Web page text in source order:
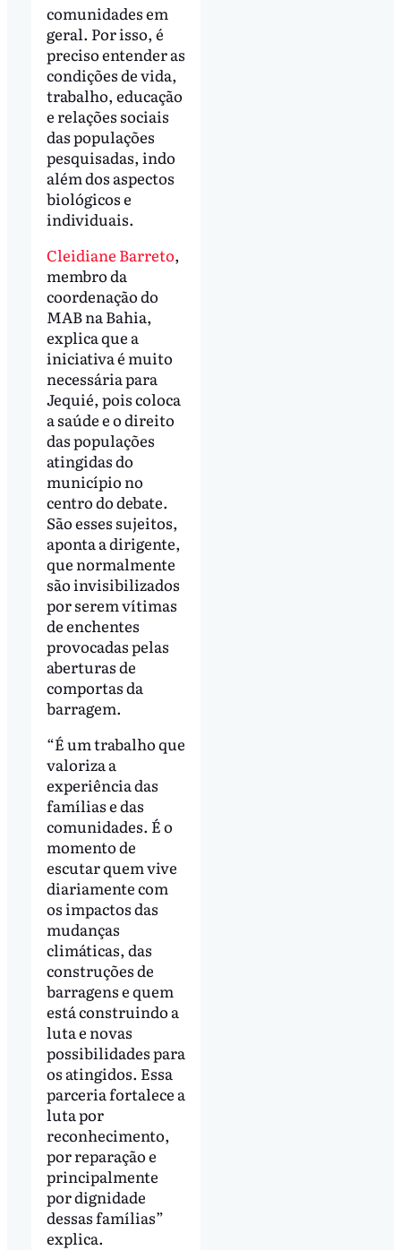
comunidades em
geral. Por isso, é
preciso entender as
condições de vida,
trabalho, educação
e relações sociais
das populações
pesquisadas, indo
além dos aspectos
biológicos e
individuais.
Cleidiane Barreto,
membro da
coordenação do
MAB na Bahia,
explica que a
iniciativa é muito
necessária para
Jequié, pois coloca
a saúde e o direito
das populações
atingidas do
município no
centro do debate.
São esses sujeitos,
aponta a dirigente,
que normalmente
são invisibilizados
por serem vítimas
de enchentes
provocadas pelas
aberturas de
comportas da
barragem.
“É um trabalho que
valoriza a
experiência das
famílias e das
comunidades. É o
momento de
escutar quem vive
diariamente com
os impactos das
mudanças
climáticas, das
construções de
barragens e quem
está construindo a
luta e novas
possibilidades para
os atingidos. Essa
parceria fortalece a
luta por
reconhecimento,
por reparação e
principalmente
por dignidade
dessas famílias”
explica.